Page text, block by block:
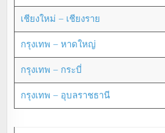
เชียงใหม่ – เชียงราย
กรุงเทพ – หาดใหญ่
กรุงเทพ – กระบี่
กรุงเทพ – อุบลราชธานี